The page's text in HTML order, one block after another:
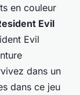
en couleur
Evil
Evil
dans un
dans ce jeu